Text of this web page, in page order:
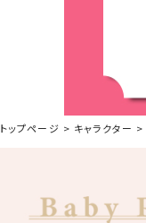
トップページ キャラクター